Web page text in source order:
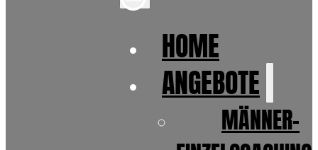
HOME
ANGEBOTE
MÄNNER-